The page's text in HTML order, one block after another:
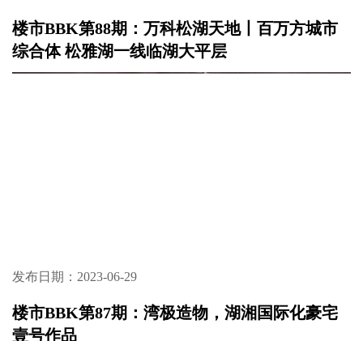
楼市BBK第88期：万科松湖天地丨百万方城市
综合体 松雅湖一线临湖大平层
发布日期：2023-06-29
楼市BBK第87期：湾极造物，湖湘国际化豪宅
壹号作品